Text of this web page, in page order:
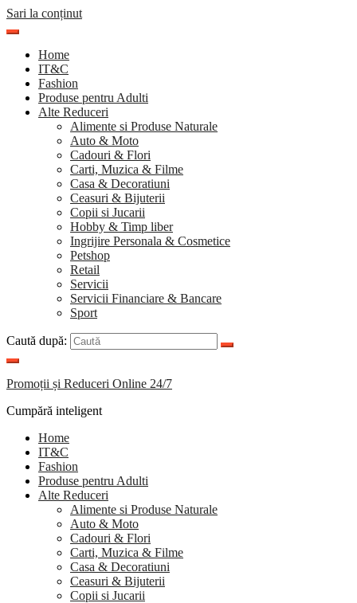
Sari la conținut
Home
IT&C
Fashion
Produse pentru Adulti
Alte Reduceri
Alimente si Produse Naturale
Auto & Moto
Cadouri & Flori
Carti, Muzica & Filme
Casa & Decoratiuni
Ceasuri & Bijuterii
Copii si Jucarii
Hobby & Timp liber
Ingrijire Personala & Cosmetice
Petshop
Retail
Servicii
Servicii Financiare & Bancare
Sport
Caută după:
Promoții și Reduceri Online 24/7
Cumpără inteligent
Home
IT&C
Fashion
Produse pentru Adulti
Alte Reduceri
Alimente si Produse Naturale
Auto & Moto
Cadouri & Flori
Carti, Muzica & Filme
Casa & Decoratiuni
Ceasuri & Bijuterii
Copii si Jucarii